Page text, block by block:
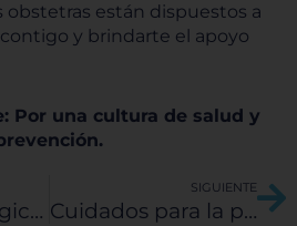
están dispuestos a
y brindarte el apoyo
Por una cultura de salud y
Efectos psicológicos del confinamiento por COVID-19
SIGUIENTE
Cuidados para la protección de tu salud visual